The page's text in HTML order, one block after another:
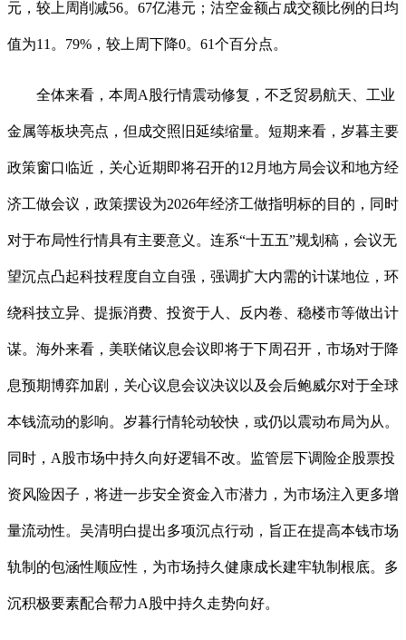
元，较上周削减56。67亿港元；沽空金额占成交额比例的日均
值为11。79%，较上周下降0。61个百分点。
全体来看，本周A股行情震动修复，不乏贸易航天、工业
金属等板块亮点，但成交照旧延续缩量。短期来看，岁暮主要
政策窗口临近，关心近期即将召开的12月地方局会议和地方经
济工做会议，政策摆设为2026年经济工做指明标的目的，同时
对于布局性行情具有主要意义。连系“十五五”规划稿，会议无
望沉点凸起科技程度自立自强，强调扩大内需的计谋地位，环
绕科技立异、提振消费、投资于人、反内卷、稳楼市等做出计
谋。海外来看，美联储议息会议即将于下周召开，市场对于降
息预期博弈加剧，关心议息会议决议以及会后鲍威尔对于全球
本钱流动的影响。岁暮行情轮动较快，或仍以震动布局为从。
同时，A股市场中持久向好逻辑不改。监管层下调险企股票投
资风险因子，将进一步安全资金入市潜力，为市场注入更多增
量流动性。吴清明白提出多项沉点行动，旨正在提高本钱市场
轨制的包涵性顺应性，为市场持久健康成长建牢轨制根底。多
沉积极要素配合帮力A股中持久走势向好。